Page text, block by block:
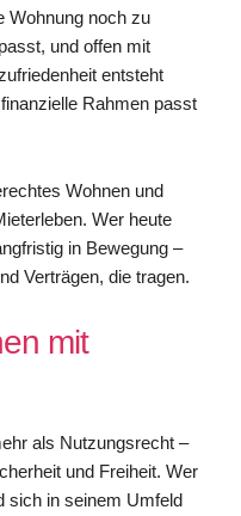
Wohnung noch zu
und offen mit
entsteht
Rahmen passt
Wohnen und
Wer heute
in Bewegung –
Verträgen, die tragen.
mit
als Nutzungsrecht –
und Freiheit. Wer
sich in seinem Umfeld